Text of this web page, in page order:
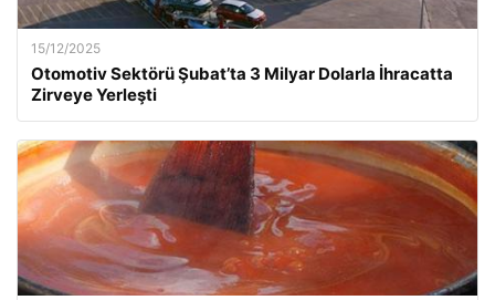
15/12/2025
Otomotiv Sektörü Şubat’ta 3 Milyar Dolarla İhracatta
Zirveye Yerleşti